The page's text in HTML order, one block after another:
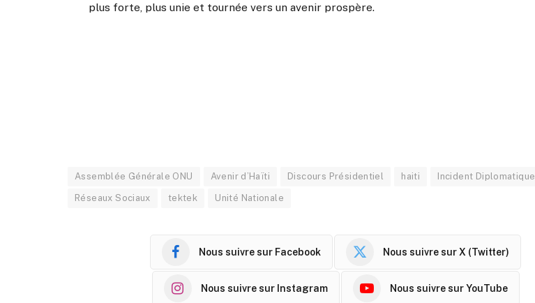
plus forte, plus unie et tournée vers un avenir prospère.
Assemblée Générale ONU Avenir d’Haïti Discours Présidentiel haiti Incident Diplomatique
Réseaux Sociaux tektek Unité Nationale
Nous suivre sur Facebook Nous suivre sur X (Twitter)
Nous suivre sur Instagram Nous suivre sur YouTube